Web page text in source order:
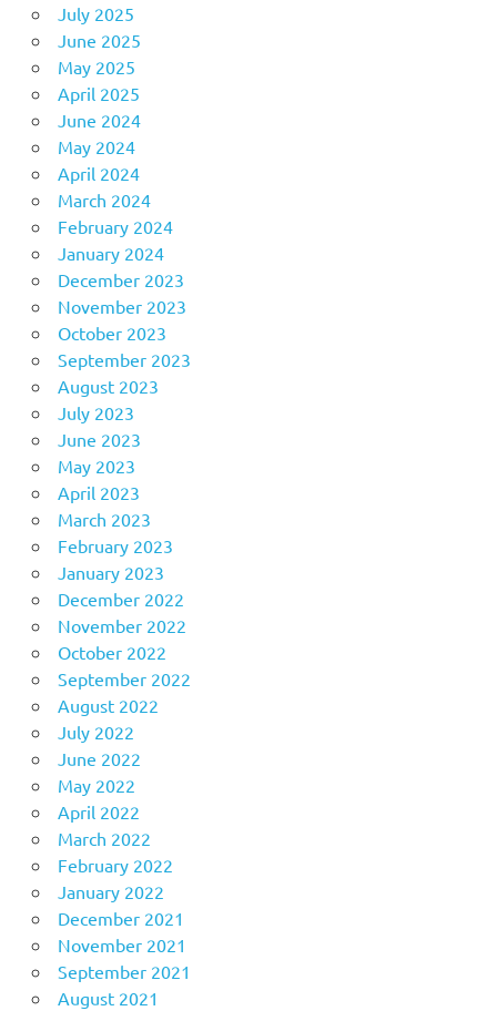
July 2025
June 2025
May 2025
April 2025
June 2024
May 2024
April 2024
March 2024
February 2024
January 2024
December 2023
November 2023
October 2023
September 2023
August 2023
July 2023
June 2023
May 2023
April 2023
March 2023
February 2023
January 2023
December 2022
November 2022
October 2022
September 2022
August 2022
July 2022
June 2022
May 2022
April 2022
March 2022
February 2022
January 2022
December 2021
November 2021
September 2021
August 2021